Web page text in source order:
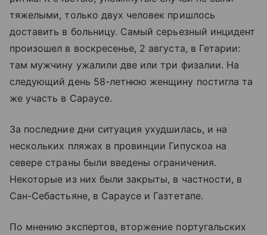
тяжелыми, только двух человек пришлось
доставить в больницу. Самый серьезный инцидент
произошел в воскресенье, 2 августа, в Гетарии:
там мужчину ужалили две или три физалии. На
следующий день 58-летнюю женщину постигла та
же участь в Сараусе.
За последние дни ситуация ухудшилась, и на
нескольких пляжах в провинции Гипускоа на
севере страны были введены ограничения.
Некоторые из них были закрыты, в частности, в
Сан-Себастьяне, в Сараусе и Газтетапе.
По мнению экспертов, вторжение португальских